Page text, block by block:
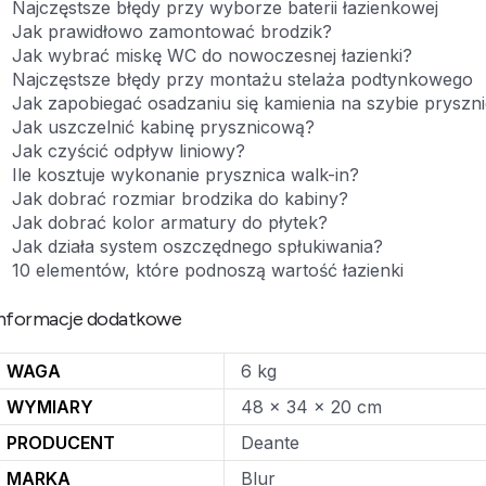
Najczęstsze błędy przy wyborze baterii łazienkowej
Jak prawidłowo zamontować brodzik?
Jak wybrać miskę WC do nowoczesnej łazienki?
Najczęstsze błędy przy montażu stelaża podtynkowego
Jak zapobiegać osadzaniu się kamienia na szybie
Jak uszczelnić kabinę prysznicową?
Jak czyścić odpływ liniowy?
Ile kosztuje wykonanie prysznica walk-in?
Jak dobrać rozmiar brodzika do kabiny?
Jak dobrać kolor armatury do płytek?
Jak działa system oszczędnego spłukiwania?
10 elementów, które podnoszą wartość łazienki
dodatkowe
WAGA
6 kg
WYMIARY
48 × 34 × 20 cm
PRODUCENT
Deante
MARKA
Blur